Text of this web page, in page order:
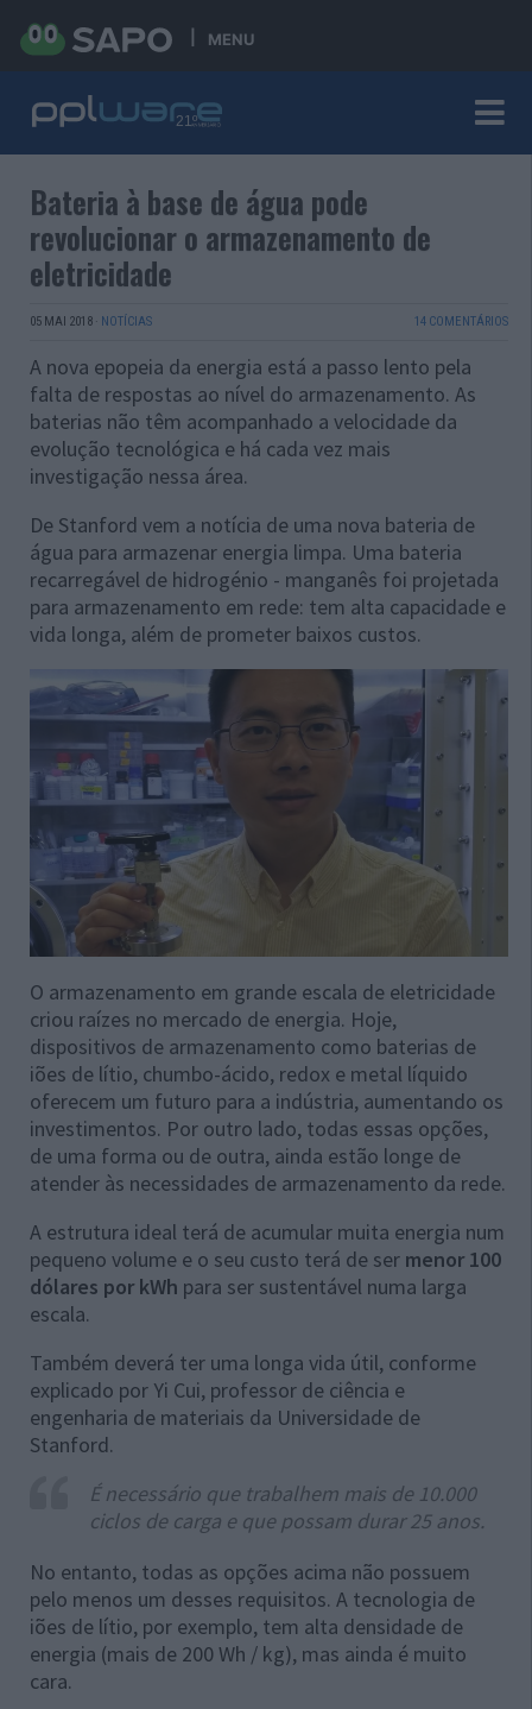
MENU
Bateria à base de água pode
revolucionar o armazenamento de
eletricidade
05 MAI 2018 · NOTÍCIAS 14 COMENTÁRIOS
A nova epopeia da energia está a passo lento pela
falta de respostas ao nível do armazenamento. As
baterias não têm acompanhado a velocidade da
evolução tecnológica e há cada vez mais
investigação nessa área.
De Stanford vem a notícia de uma nova bateria de
água para armazenar energia limpa. Uma bateria
recarregável de hidrogénio - manganês foi projetada
para armazenamento em rede: tem alta capacidade e
vida longa, além de prometer baixos custos.
O armazenamento em grande escala de eletricidade
criou raízes no mercado de energia. Hoje,
dispositivos de armazenamento como baterias de
iões de lítio, chumbo-ácido, redox e metal líquido
oferecem um futuro para a indústria, aumentando os
investimentos. Por outro lado, todas essas opções,
de uma forma ou de outra, ainda estão longe de
atender às necessidades de armazenamento da rede.
A estrutura ideal terá de acumular muita energia num
pequeno volume e o seu custo terá de ser menor 100
dólares por kWh para ser sustentável numa larga
escala.
Também deverá ter uma longa vida útil, conforme
explicado por Yi Cui, professor de ciência e
engenharia de materiais da Universidade de
Stanford.
É necessário que trabalhem mais de 10.000
ciclos de carga e que possam durar 25 anos.
No entanto, todas as opções acima não possuem
pelo menos um desses requisitos. A tecnologia de
iões de lítio, por exemplo, tem alta densidade de
energia (mais de 200 Wh / kg), mas ainda é muito
cara.